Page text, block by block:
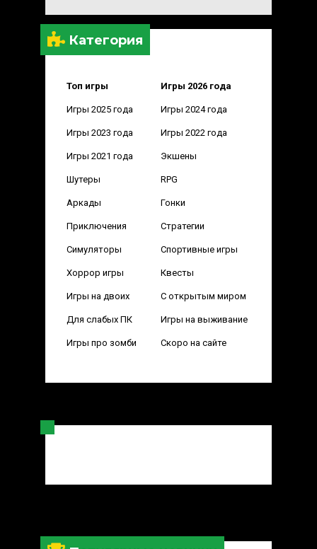
Категория
Топ игры Игры 2026 года
Игры 2025 года Игры 2024 года
Игры 2023 года Игры 2022 года
Игры 2021 года Экшены
Шутеры RPG
Аркады Гонки
Приключения Стратегии
Симуляторы Спортивные игры
Хоррор игры Квесты
Игры на двоих С открытым миром
Для слабых ПК Игры на выживание
Игры про зомби Скоро на сайте